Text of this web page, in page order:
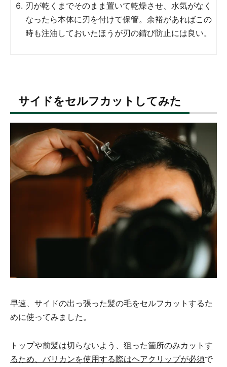
刃が乾くまでそのまま置いて乾燥させ、水気がなく
なったら本体に刃を付けて保管。余裕があればこの
時も注油しておいたほうが刃の錆び防止には良い。
サイドをセルフカットしてみた
早速、サイドの出っ張った髪の毛をセルフカットするた
めに使ってみました。
トップや前髪は切らないよう、狙った箇所のみカットす
るため、バリカンを使用する際はヘアクリップが必須で